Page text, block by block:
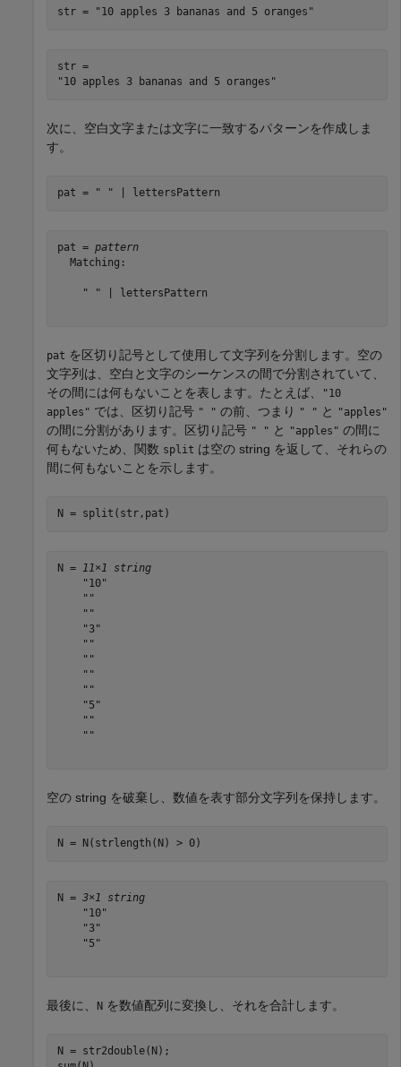
str = "10 apples 3 bananas and 5 oranges"
str =
次に、空白文字または文字に一致するパターンを作成しま
す。
pat = " " | lettersPattern
pat = pattern
  Matching:
    " " | lettersPattern
pat を区切り記号として使用して文字列を分割します。空の
文字列は、空白と文字のシーケンスの間で分割されていて、
その間には何もないことを表します。たとえば、
"10
apples" では、区切り記号 " " の前、つまり " " と "apples"
の間に分割があります。区切り記号 " " と "apples" の間に
何もないため、関数 split は空の string を返して、それらの
間に何もないことを示します。
N = split(str,pat)
N = 11×1 string
    "10"
    ""
    ""
    "3"
    ""
    ""
    ""
    ""
    "5"
    ""
    ""
空の string を破棄し、数値を表す部分文字列を保持します。
N = N(strlength(N) > 0)
N = 3×1 string
    "10"
    "3"
    "5"
最後に、 N を数値配列に変換し、それを合計します。
N = str2double(N);